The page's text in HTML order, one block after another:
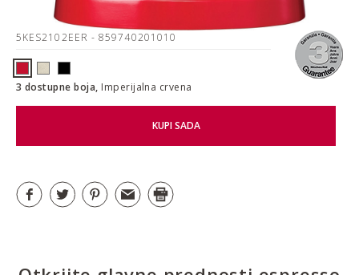
5KES2102EER - 859740201010
3 dostupne boja, Imperijalna crvena
KUPI SADA